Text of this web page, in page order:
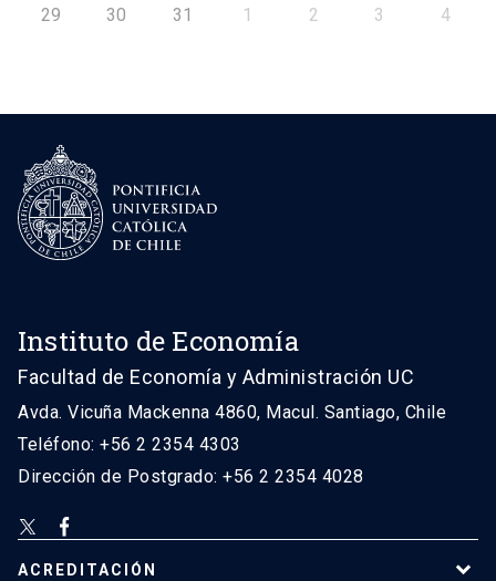
29 30 31 1 2 3 4
Instituto de Economía
Facultad de Economía y Administración UC
Avda. Vicuña Mackenna 4860, Macul. Santiago, Chile
Teléfono: +56 2 2354 4303
Dirección de Postgrado: +56 2 2354 4028
ACREDITACIÓN